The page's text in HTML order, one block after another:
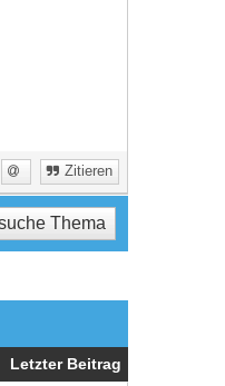
Zitieren
Letzter Beitrag